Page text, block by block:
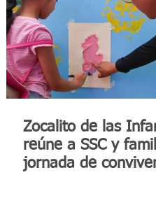
Zocalito de las
reúne a SSC y
jornada de